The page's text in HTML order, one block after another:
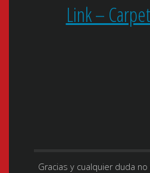
Link –
Gracias y cualquier duda